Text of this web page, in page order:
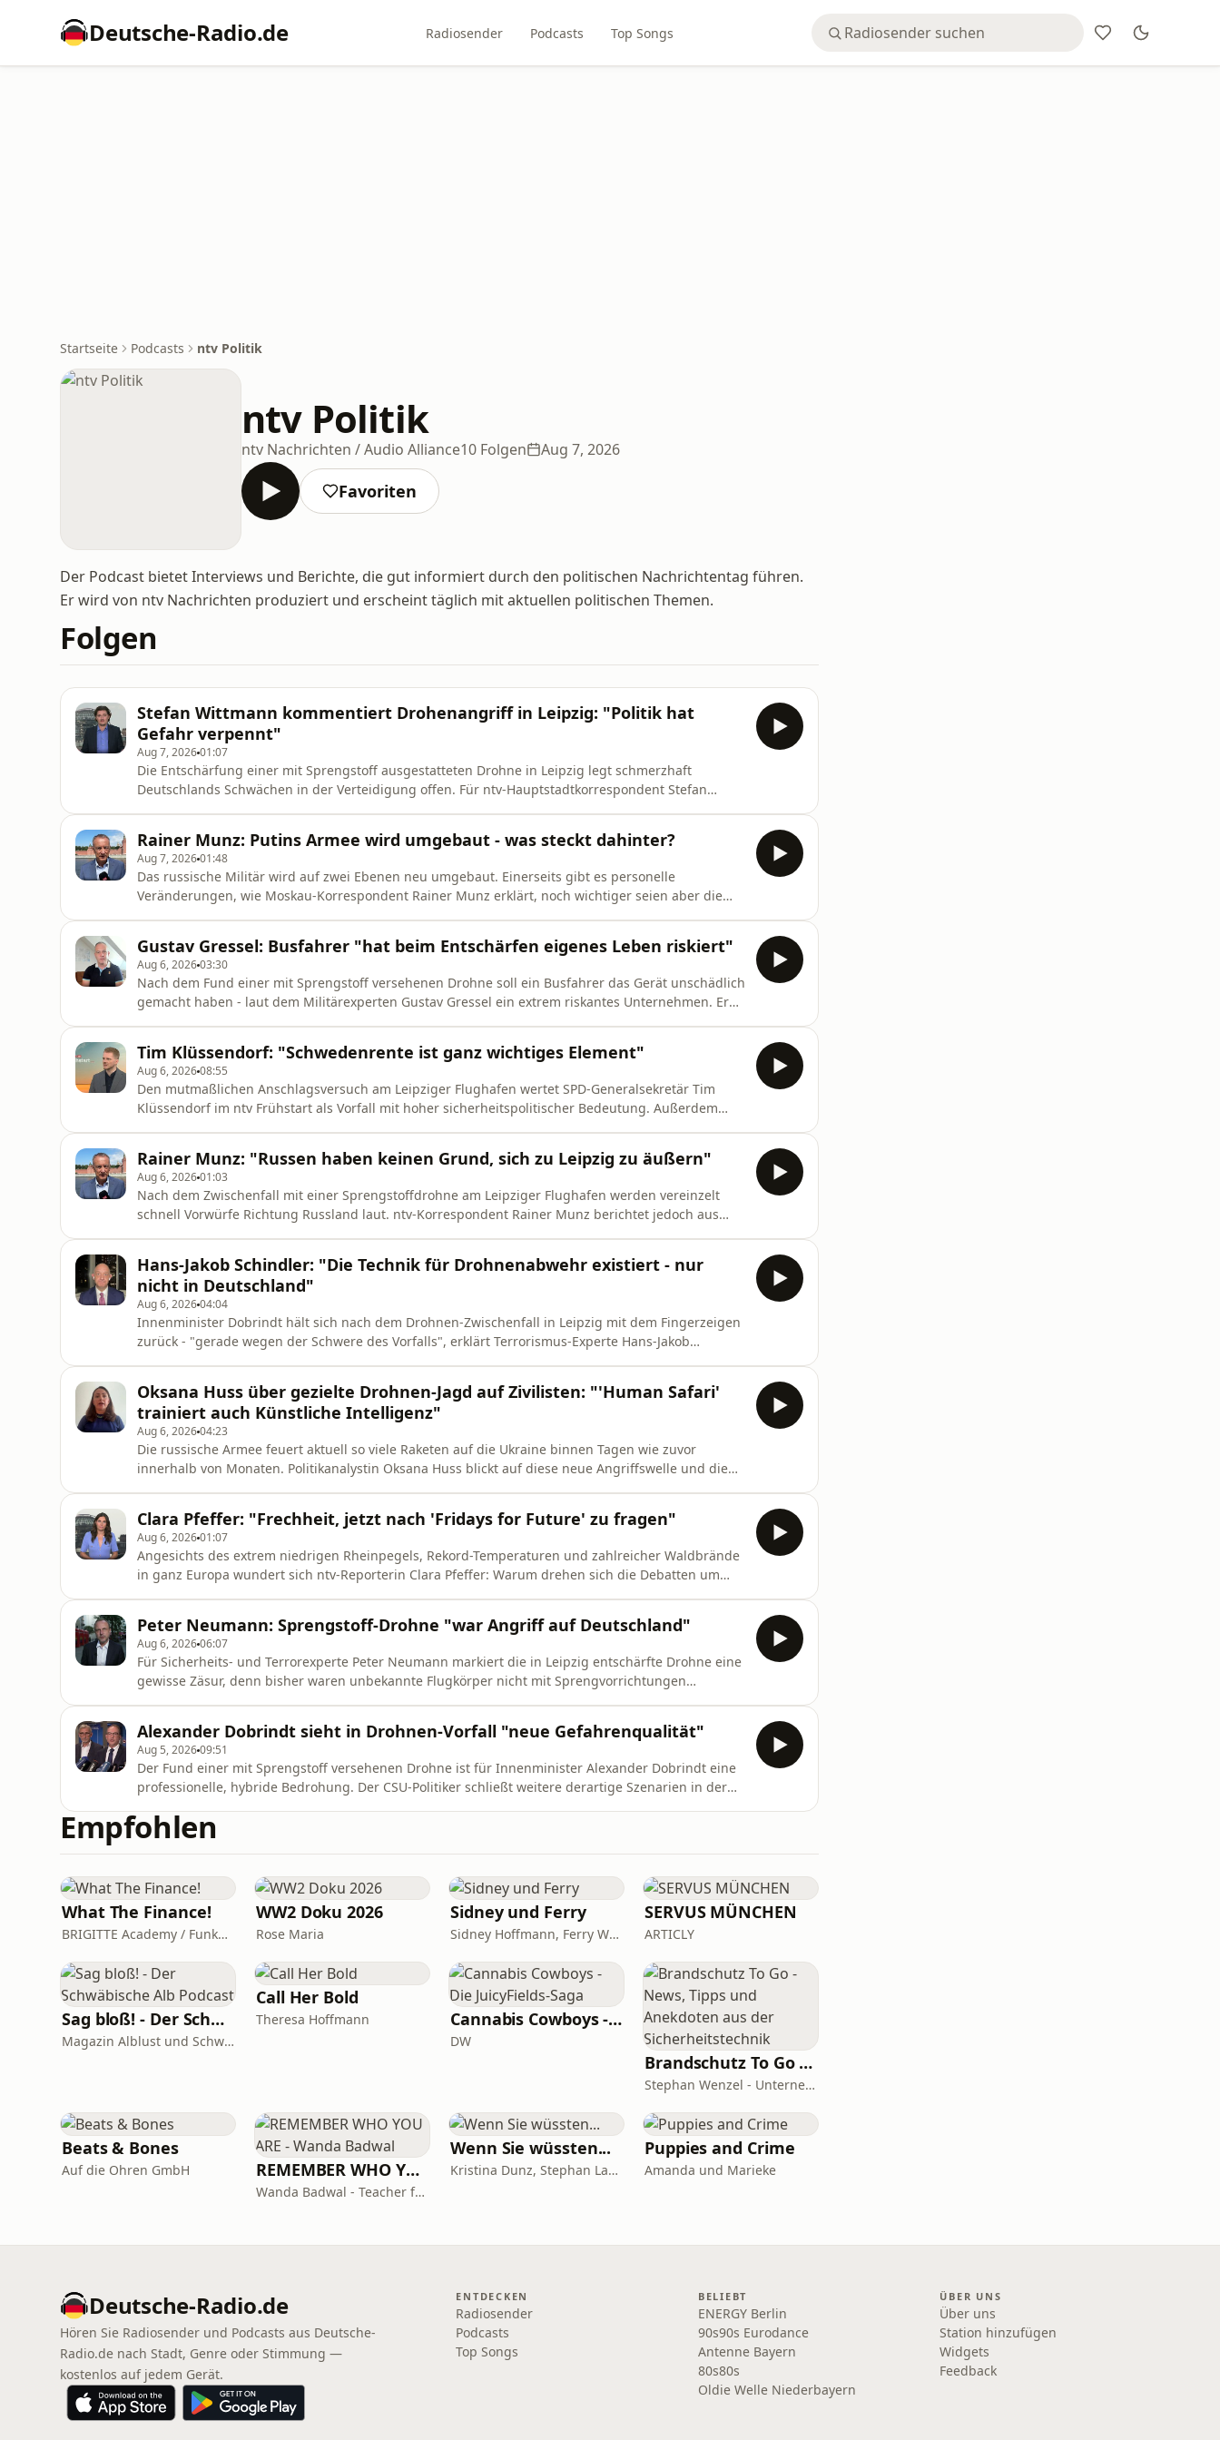
Deutsche-Radio.de Radiosender Podcasts Top Songs
Startseite Podcasts ntv Politik
ntv Politik
ntv Nachrichten / Audio Alliance10 Folgen Aug 7, 2026
Favoriten
Der Podcast bietet Interviews und Berichte, die gut informiert durch den politischen Nachrichtentag führen.
Er wird von ntv Nachrichten produziert und erscheint täglich mit aktuellen politischen Themen.
Folgen
Stefan Wittmann kommentiert Drohenangriff in Leipzig: "Politik hat
Gefahr verpennt"
Aug 7, 202601:07
Die Entschärfung einer mit Sprengstoff ausgestatteten Drohne in Leipzig legt schmerzhaft
Deutschlands Schwächen in der Verteidigung offen. Für ntv-Hauptstadtkorrespondent Stefan
Rainer Munz: Putins Armee wird umgebaut - was steckt dahinter?
Aug 7, 202601:48
Das russische Militär wird auf zwei Ebenen neu umgebaut. Einerseits gibt es personelle
Veränderungen, wie Moskau-Korrespondent Rainer Munz erklärt, noch wichtiger seien aber die
Gustav Gressel: Busfahrer "hat beim Entschärfen eigenes Leben riskiert"
Aug 6, 202603:30
Nach dem Fund einer mit Sprengstoff versehenen Drohne soll ein Busfahrer das Gerät unschädlich
gemacht haben - laut dem Militärexperten Gustav Gressel ein extrem riskantes Unternehmen. Er
Tim Klüssendorf: "Schwedenrente ist ganz wichtiges Element"
Aug 6, 202608:55
Den mutmaßlichen Anschlagsversuch am Leipziger Flughafen wertet SPD‑Generalsekretär Tim
Klüssendorf im ntv Frühstart als Vorfall mit hoher sicherheitspolitischer Bedeutung. Außerdem
Rainer Munz: "Russen haben keinen Grund, sich zu Leipzig zu äußern"
Aug 6, 202601:03
Nach dem Zwischenfall mit einer Sprengstoffdrohne am Leipziger Flughafen werden vereinzelt
schnell Vorwürfe Richtung Russland laut. ntv-Korrespondent Rainer Munz berichtet jedoch aus
Hans-Jakob Schindler: "Die Technik für Drohnenabwehr existiert - nur
nicht in Deutschland"
Aug 6, 202604:04
Innenminister Dobrindt hält sich nach dem Drohnen-Zwischenfall in Leipzig mit dem Fingerzeigen
zurück - "gerade wegen der Schwere des Vorfalls", erklärt Terrorismus-Experte Hans-Jakob
Oksana Huss über gezielte Drohnen-Jagd auf Zivilisten: "'Human Safari'
trainiert auch Künstliche Intelligenz"
Aug 6, 202604:23
Die russische Armee feuert aktuell so viele Raketen auf die Ukraine binnen Tagen wie zuvor
innerhalb von Monaten. Politikanalystin Oksana Huss blickt auf diese neue Angriffswelle und die
Clara Pfeffer: "Frechheit, jetzt nach 'Fridays for Future' zu fragen"
Aug 6, 202601:07
Angesichts des extrem niedrigen Rheinpegels, Rekord-Temperaturen und zahlreicher Waldbrände
in ganz Europa wundert sich ntv-Reporterin Clara Pfeffer: Warum drehen sich die Debatten um
Peter Neumann: Sprengstoff-Drohne "war Angriff auf Deutschland"
Aug 6, 202606:07
Für Sicherheits- und Terrorexperte Peter Neumann markiert die in Leipzig entschärfte Drohne eine
gewisse Zäsur, denn bisher waren unbekannte Flugkörper nicht mit Sprengvorrichtungen
Alexander Dobrindt sieht in Drohnen-Vorfall "neue Gefahrenqualität"
Aug 5, 202609:51
Der Fund einer mit Sprengstoff versehenen Drohne ist für Innenminister Alexander Dobrindt eine
professionelle, hybride Bedrohung. Der CSU-Politiker schließt weitere derartige Szenarien in der
Empfohlen
What The Finance!
BRIGITTE Academy / Funke Woman, People & Family GmbH
WW2 Doku 2026
Rose Maria
Sidney und Ferry
Sidney Hoffmann, Ferry Weiss
SERVUS MÜNCHEN
ARTICLY
Sag bloß! - Der Schwäbische Alb Podcast
Magazin Alblust und Schwäbische Alb Tourismus
Call Her Bold
Theresa Hoffmann Cannabis Cowboys - Die JuicyFields-Saga
DW
Brandschutz To Go - News, Tipps und Anekdoten aus der Sicherheitstechnik
Stephan Wenzel - Unternehmensberatung zur DIN 14675 Zertifizierung
Beats & Bones
Auf die Ohren GmbH REMEMBER WHO YOU ARE - Wanda Badwal
Wanda Badwal - Teacher for Yoga & Meditation, Author, Speaker
Wenn Sie wüssten...
Kristina Dunz, Stephan Lamby und Eva Quadbeck
Puppies and Crime
Amanda und Marieke
Deutsche-Radio.de
Hören Sie Radiosender und Podcasts aus Deutsche-
Radio.de nach Stadt, Genre oder Stimmung —
kostenlos auf jedem Gerät.
ENTDECKEN
Radiosender
Podcasts
Top Songs
BELIEBT
ENERGY Berlin
90s90s Eurodance
Antenne Bayern
80s80s
Oldie Welle Niederbayern
ÜBER UNS
Über uns
Station hinzufügen
Widgets
Feedback